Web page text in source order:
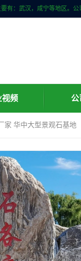
视频 公
家 华中大型景观石基地